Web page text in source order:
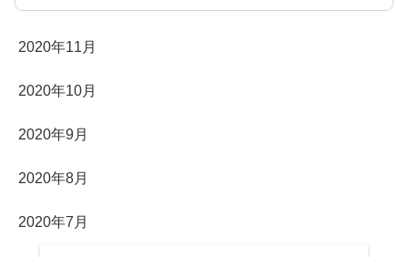
2020年11月
2020年10月
2020年9月
2020年8月
2020年7月